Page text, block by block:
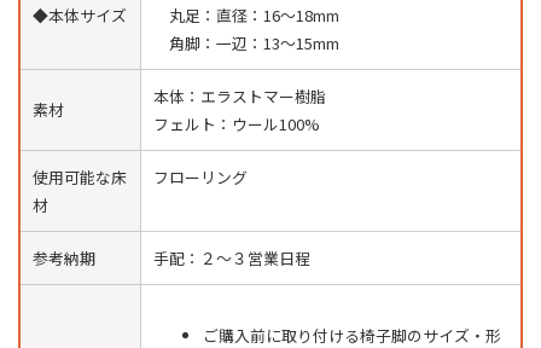
◆本体サイズ
丸足：直径：16〜18mm
角脚：一辺：13〜15mm
素材
本体：エラストマー樹脂
フェルト：ウール100%
使用可能な床
材
フローリング
参考納期 手配：２〜３営業日程
ご購入前に取り付ける椅子脚のサイズ・形